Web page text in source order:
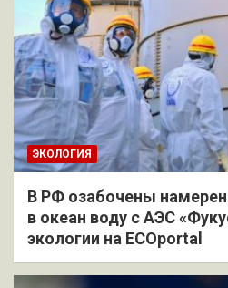
ЭКОЛОГИЯ
В РФ озабочены
в океан воду с АЭС
экологии на ECOportal